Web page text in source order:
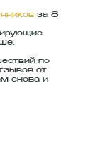
за 8
по
от
снова и